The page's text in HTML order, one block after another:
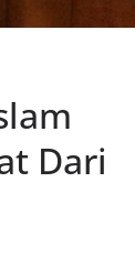
Dari